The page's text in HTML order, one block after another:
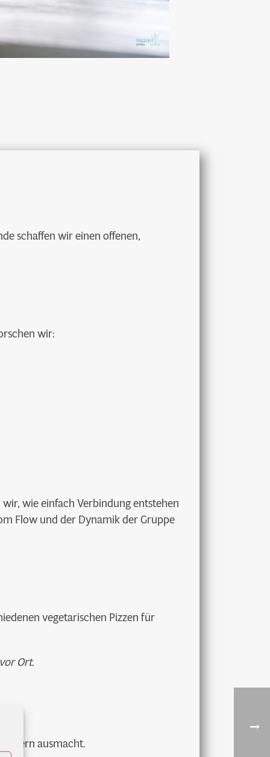
schaffen wir einen offenen,
wir:
wie einfach Verbindung entstehen
Flow und der Dynamik der Gruppe
vegetarischen Pizzen für
Ort.
Kern ausmacht.